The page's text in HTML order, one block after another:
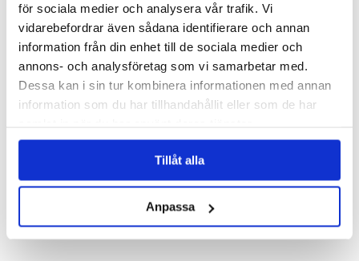
för sociala medier och analysera vår trafik. Vi
vidarebefordrar även sådana identifierare och annan
information från din enhet till de sociala medier och
annons- och analysföretag som vi samarbetar med.
Dessa kan i sin tur kombinera informationen med annan
information som du har tillhandahållit eller som de har
Tillåt alla
Anpassa
Prio 3D Samsung Galaxy S10+ Härdat Glas
136,00 kr
ARTIKELNR: